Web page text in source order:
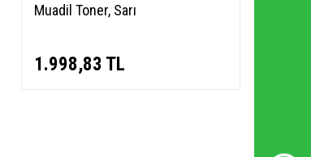
Muadil Toner, Sarı
1.998,83 TL